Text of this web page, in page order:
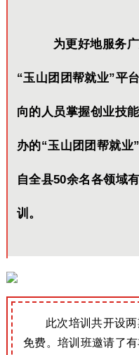
为更好地服务
“玉山团团帮就业”平
向的人员掌握创业技
办的“玉山团团帮就业
自全县50余名各领域
训。
此次培训共开设
免费。培训班邀请了